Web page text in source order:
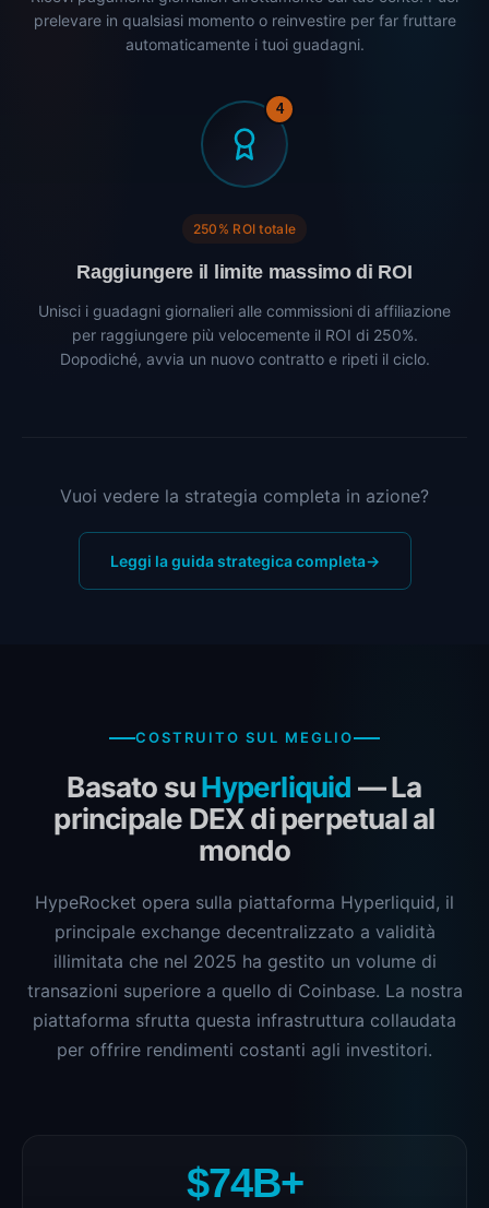
prelevare in qualsiasi momento o reinvestire per far fruttare
automaticamente i tuoi guadagni.
4
250% ROI totale
Raggiungere il limite massimo di ROI
Unisci i guadagni giornalieri alle commissioni di affiliazione
per raggiungere più velocemente il ROI di 250%.
Dopodiché, avvia un nuovo contratto e ripeti il ciclo.
Vuoi vedere la strategia completa in azione?
Leggi la guida strategica completa→
COSTRUITO SUL MEGLIO
Basato suHyperliquid — La
principale DEX di perpetual al
mondo
HypeRocket opera sulla piattaforma Hyperliquid, il
principale exchange decentralizzato a validità
illimitata che nel 2025 ha gestito un volume di
transazioni superiore a quello di Coinbase. La nostra
piattaforma sfrutta questa infrastruttura collaudata
per offrire rendimenti costanti agli investitori.
$74B+